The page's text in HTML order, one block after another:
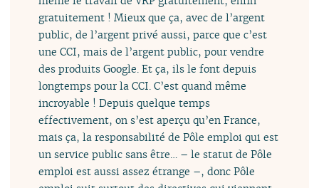
gratuitement ! Mieux que ça, avec de l’argent
public, de l’argent privé aussi, parce que c’est
une CCI, mais de l’argent public, pour vendre
des produits Google. Et ça, ils le font depuis
longtemps pour la CCI. C’est quand même
incroyable ! Depuis quelque temps
effectivement, on s’est aperçu qu’en France,
mais ça, la responsabilité de Pôle emploi qui est
un service public sans être… – le statut de Pôle
emploi est aussi assez étrange –, donc Pôle